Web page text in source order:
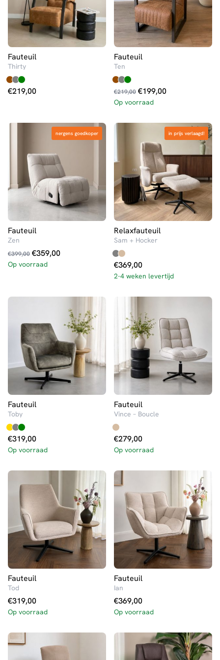
Fauteuil
Thirty
€219,00
Fauteuil
Ten
€219,00
Oorspronkelijke
prijs
€219,00.
€199,00
Huidige
prijs
€199,00.
Op voorraad
nergens goedkoper
nergens goedkoper
Fauteuil
Zen
€399,00
Oorspronkelijke
prijs
€359,00
Huidige
prijs
Op voorraad
in prijs verlaagd!
in prijs verlaagd!
Relaxfauteuil
Sam + Hocker
€369,00
2-4 weken levertijd
Fauteuil
Toby
€319,00
Op voorraad
Fauteuil
Vince – Boucle
€279,00
Op voorraad
Fauteuil
Tod
€319,00
Op voorraad
Fauteuil
Ian
€369,00
Op voorraad